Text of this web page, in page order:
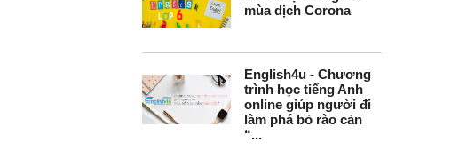
mùa dịch Corona
English4u - Chương
trình học tiếng Anh
online giúp người đi
làm phá bỏ rào cản
“...